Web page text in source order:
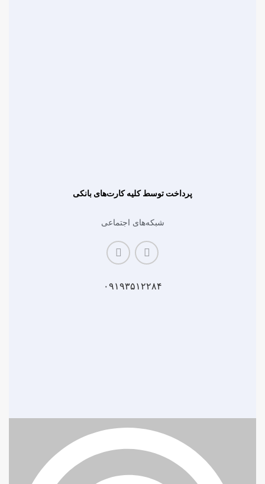
پرداخت توسط کلیه کارت‌های بانکی
شبکه‌های اجتماعی
۰۹۱۹۳۵۱۲۲۸۴